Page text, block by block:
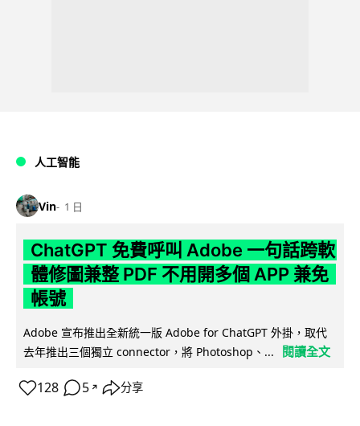
人工智能
Vin 1 日
ChatGPT 免費呼叫 Adobe 一句話跨軟
體修圖兼整 PDF 不用開多個 APP 兼免
帳號
Adobe 宣布推出全新統一版 Adobe for ChatGPT 外掛，取代
去年推出三個獨立 connector，將 Photoshop、...
閱讀全文
128 5 ↗ 分享